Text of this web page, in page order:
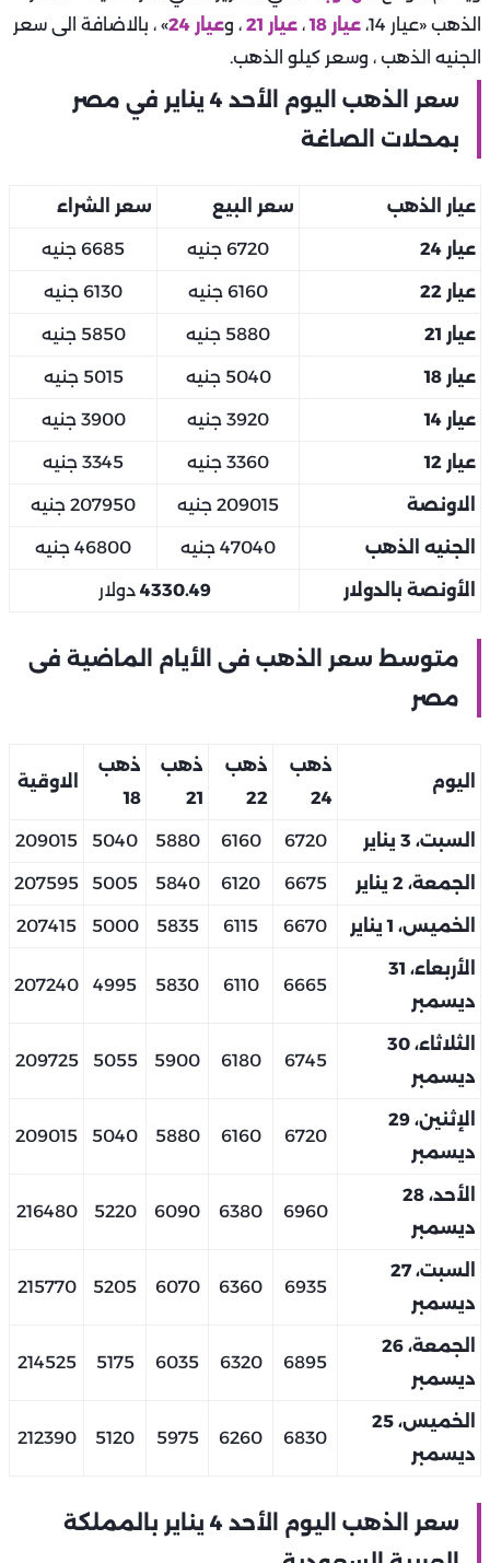
الذهب «عيار 14،
عيار 18 ، عيار 21 ، وعيار 24
» ، بالاضافة الى سعر
الجنيه الذهب ، وسعر كيلو الذهب.
سعر الذهب اليوم الأحد 4 يناير في مصر
بمحلات الصاغة
عيار الذهب سعر البيع سعر الشراء
عيار 24 6720 جنيه 6685 جنيه
عيار 22 6160 جنيه 6130 جنيه
عيار 21 5880 جنيه 5850 جنيه
عيار 18 5040 جنيه 5015 جنيه
عيار 14 3920 جنيه 3900 جنيه
عيار 12 3360 جنيه 3345 جنيه
الاونصة 209015 جنيه 207950 جنيه
الجنيه الذهب 47040 جنيه 46800 جنيه
الأونصة بالدولار 4330.49 دولار
متوسط سعر الذهب فى الأيام الماضية فى
مصر
اليوم
ذهب
24
ذهب
22
ذهب
21
ذهب
18
الاوقية
السبت، 3 يناير 6720
6160
5880
5040
209015
الجمعة، 2 يناير 6675
6120
5840
5005
207595
الخميس، 1 يناير 6670
6115
5835
5000
207415
الأربعاء، 31
ديسمبر
6665
6110
5830
4995
207240
الثلاثاء، 30
ديسمبر
6745
6180
5900
5055
209725
الإثنين، 29
ديسمبر
6720
6160
5880
5040
209015
الأحد، 28
ديسمبر
6960
6380
6090
5220
216480
السبت، 27
ديسمبر
6935
6360
6070
5205
215770
الجمعة، 26
ديسمبر
6895
6320
6035
5175
214525
الخميس، 25
ديسمبر
6830
6260
5975
5120
212390
سعر الذهب اليوم الأحد 4 يناير بالمملكة